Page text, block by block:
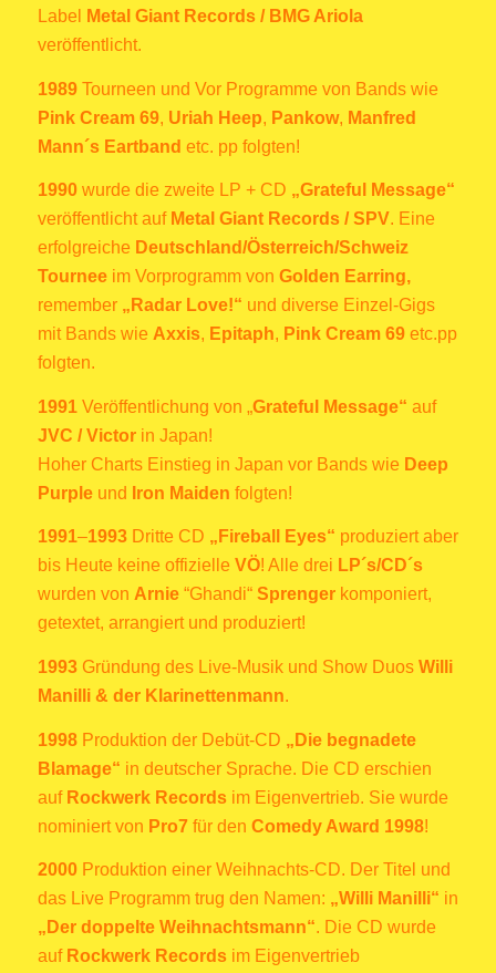
Label
Metal Giant Records / BMG Ariola
veröffentlicht.
1989Tourneen und Vor Programme von Bands wie
Pink Cream 69, Uriah Heep, Pankow, Manfred
Mann´s Eartband etc. pp folgten!
1990 wurde die zweite LP + CD „Grateful Message“
veröffentlicht auf Metal Giant Records / SPV. Eine
erfolgreiche Deutschland/Österreich/Schweiz
Tournee im Vorprogramm von Golden Earring,
remember „Radar Love!“ und diverse Einzel-Gigs
mit Bands wie Axxis, Epitaph, Pink Cream 69 etc.pp
folgten.
1991Veröffentlichung von „Grateful Message“ auf
JVC / Victorin Japan!
Hoher Charts Einstieg in Japan vor Bands wie Deep
Purpleund Iron Maiden folgten!
1991–1993Dritte CD „Fireball Eyes“ produziert aber
bis Heute keine offizielle VÖ! Alle drei LP´s/CD´s
wurden von Arnie “Ghandi“ Sprengerkomponiert,
getextet, arrangiert und produziert!
1993 Gründung des Live-Musik und Show Duos Willi
Manilli & der Klarinettenmann.
1998Produktion der Debüt-CD „Die begnadete
Blamage“ in deutscher Sprache. Die CD erschien
auf Rockwerk Records im Eigenvertrieb. Sie wurde
nominiert von Pro7für den Comedy Award 1998!
2000Produktion einer Weihnachts-CD. Der Titel und
das Live Programm trug den Namen: „Willi Manilli“ in
„Der doppelte Weihnachtsmann“. Die CD wurde
auf Rockwerk Recordsim Eigenvertrieb